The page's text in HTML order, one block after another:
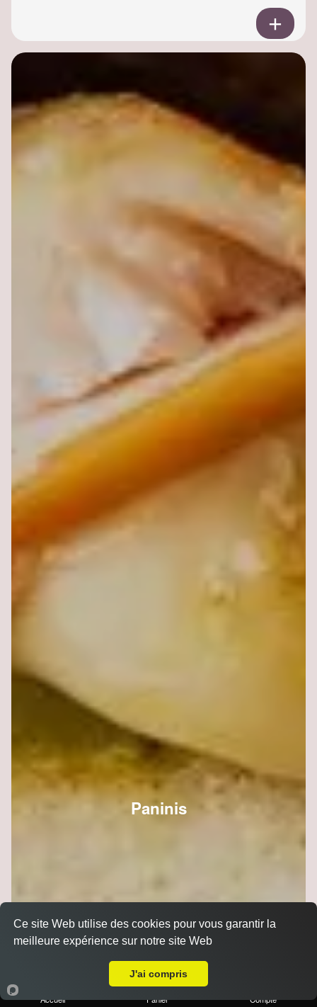
Paninis
Accueil Panier Compte
Ce site Web utilise des cookies pour vous garantir la
meilleure expérience sur notre site Web
J'ai compris